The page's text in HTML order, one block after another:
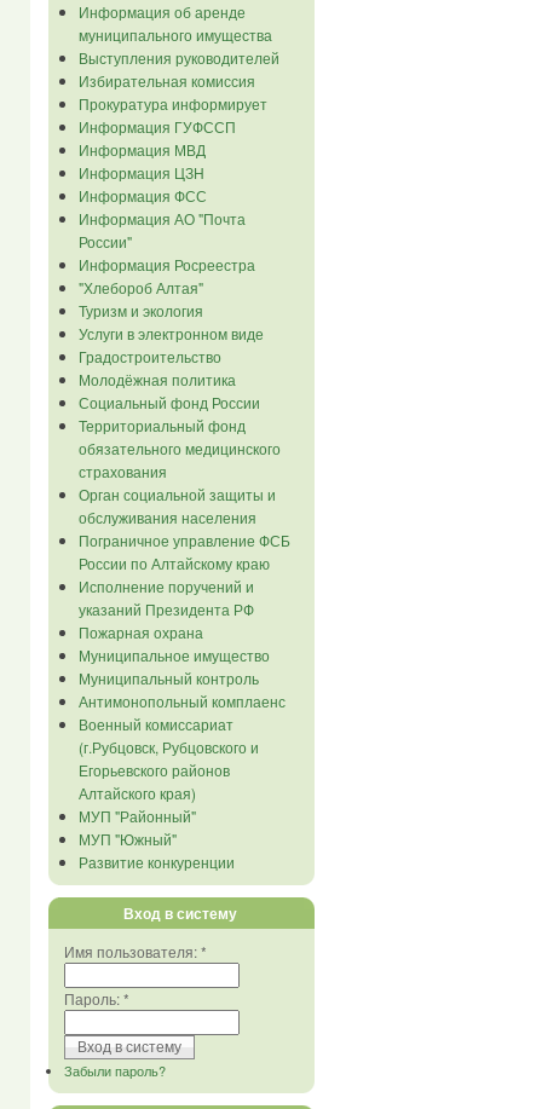
Информация об аренде
муниципального имущества
Выступления руководителей
Избирательная комиссия
Прокуратура информирует
Информация ГУФССП
Информация МВД
Информация ЦЗН
Информация ФСС
Информация АО "Почта
России"
Информация Росреестра
"Хлебороб Алтая"
Туризм и экология
Услуги в электронном виде
Градостроительство
Молодёжная политика
Социальный фонд России
Территориальный фонд
обязательного медицинского
страхования
Орган социальной защиты и
обслуживания населения
Пограничное управление ФСБ
России по Алтайскому краю
Исполнение поручений и
указаний Президента РФ
Пожарная охрана
Муниципальное имущество
Муниципальный контроль
Антимонопольный комплаенс
Военный комиссариат
(г.Рубцовск, Рубцовского и
Егорьевского районов
Алтайского края)
МУП "Районный"
МУП "Южный"
Развитие конкуренции
Вход в систему
Имя пользователя:*
Пароль:*
Забыли пароль?